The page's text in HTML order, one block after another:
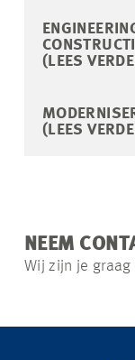
(LEES
(LEES
NEEM
Wij zijn je